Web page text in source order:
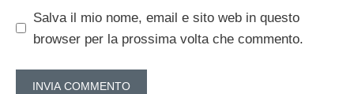
Salva il mio nome, email e sito web in questo
browser per la prossima volta che commento.